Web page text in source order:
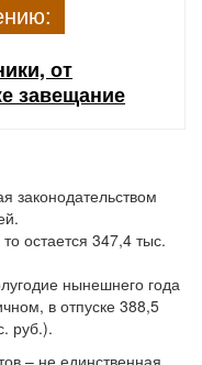
от
завещание
законодательством
остается 347,4 тыс.
нынешнего года
в отпуске 388,5
руб.).
– не единственная